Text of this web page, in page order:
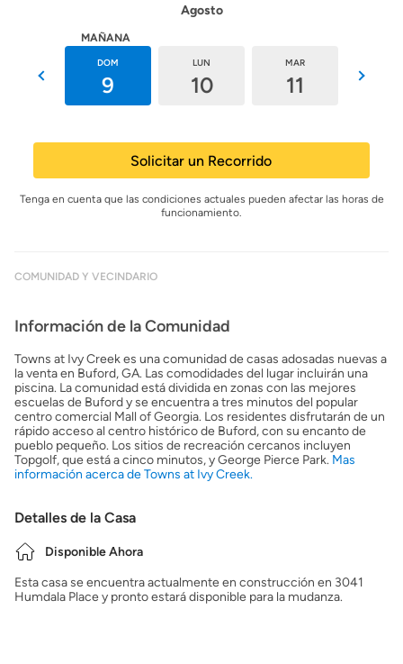
Agosto
MAÑANA
DOM
9
LUN
10
MAR
11
Solicitar un Recorrido
Tenga en cuenta que las condiciones actuales pueden afectar las horas de
funcionamiento.
COMUNIDAD Y VECINDARIO
Información de la Comunidad
Towns at Ivy Creek es una comunidad de casas adosadas nuevas a
la venta en Buford, GA. Las comodidades del lugar incluirán una
piscina. La comunidad está dividida en zonas con las mejores
escuelas de Buford y se encuentra a tres minutos del popular
centro comercial Mall of Georgia. Los residentes disfrutarán de un
rápido acceso al centro histórico de Buford, con su encanto de
pueblo pequeño. Los sitios de recreación cercanos incluyen
Topgolf, que está a cinco minutos, y George Pierce Park. Mas
información acerca de Towns at Ivy Creek.
Detalles de la Casa
Disponible Ahora
Esta casa se encuentra actualmente en construcción en 3041
Humdala Place y pronto estará disponible para la mudanza.